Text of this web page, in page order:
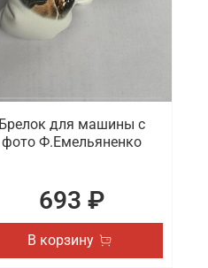
Брелок для машины с
фото Ф.Емельяненко
693 ₽
В корзину